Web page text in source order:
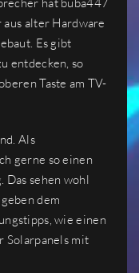
alter Hardware
Es gibt
entdecken, so
Taste am TV-
Als
gerne so einen
Das sehen wohl
dem
wie einen
Solarpanels mit